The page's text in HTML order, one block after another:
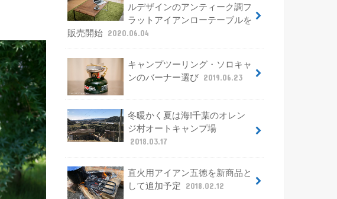
ルデザインのアンティーク調フ
ラットアイアンローテーブルを
販売開始 2020.06.04
キャンプツーリング・ソロキャ
ンのバーナー選び 2019.06.23
冬暖かく夏は海!千葉のオレン
ジ村オートキャンプ場
2018.03.17
直火用アイアン五徳を新商品と
して追加予定
2018.02.12